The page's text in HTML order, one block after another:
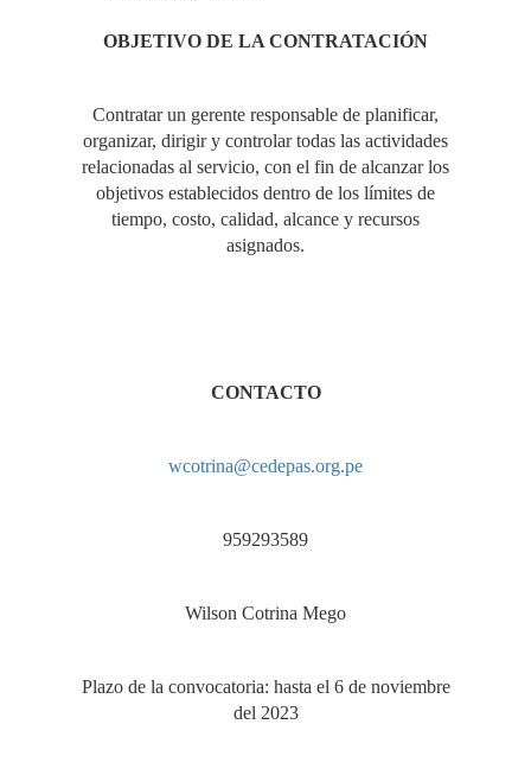
OBJETIVO DE LA CONTRATACIÓN
Contratar un gerente responsable de planificar,
organizar, dirigir y controlar todas las actividades
relacionadas al servicio, con el fin de alcanzar los
objetivos establecidos dentro de los límites de
tiempo, costo, calidad, alcance y recursos
asignados.
CONTACTO
wcotrina@cedepas.org.pe
959293589
Wilson Cotrina Mego
Plazo de la convocatoria: hasta el 6 de noviembre
del 2023